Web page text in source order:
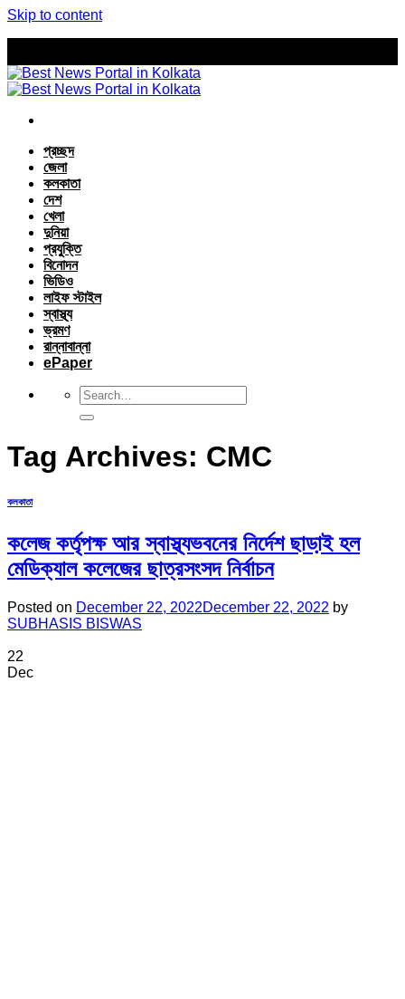
Skip to content
প্রচ্ছদ
জেলা
কলকাতা
দেশ
খেলা
দুনিয়া
প্রযুক্তি
বিনোদন
ভিডিও
লাইফ স্টাইল
স্বাস্থ্য
ভ্রমণ
রান্নাবান্না
ePaper
Tag Archives: CMC
কলকাতা
কলেজ কর্তৃপক্ষ আর স্বাস্থ্যভবনের নির্দেশ ছাডা়ই হল
মেডিক্যাল কলেজের ছাত্রসংসদ নির্বাচন
Posted on December 22, 2022December 22, 2022 by
SUBHASIS BISWAS
22
Dec